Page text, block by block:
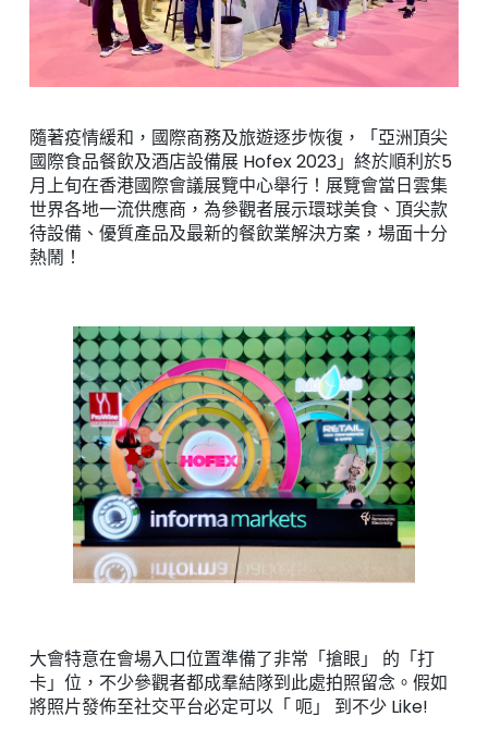
隨著疫情緩和，國際商務及旅遊逐步恢復，「亞洲頂尖
國際食品餐飲及酒店設備展 Hofex 2023」終於順利於5
月上旬在香港國際會議展覽中心舉行！展覽會當日雲集
世界各地一流供應商，為參觀者展示環球美食、頂尖款
待設備、優質產品及最新的餐飲業解決方案，場面十分
熱鬧！
大會特意在會場入口位置準備了非常「搶眼」 的「打
卡」位，不少參觀者都成羣結隊到此處拍照留念。假如
將照片發佈至社交平台必定可以「 呃」 到不少 Like!